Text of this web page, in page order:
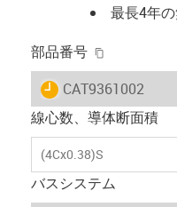
最長4年
部品番号
igus-icon-lieferzeit
CAT9361002
線心数、導体断面積
(4Cx0.38)S
バスシステム